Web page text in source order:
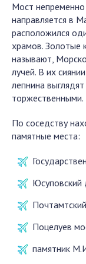
Мост непременно
направляется в
расположился
храмов. Золотые
называют,
лучей. В их
лепнина
торжественными.
По соседству
памятные места:
Юсуповский
Поцелуев
памятник